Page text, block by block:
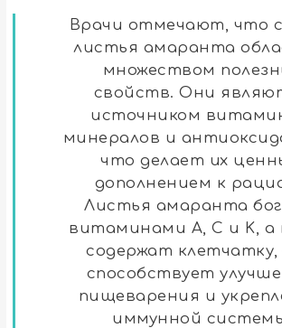
Врачи отмечают, что
листья амаранта
множеством
свойств. Они
источником
минералов и
что делает их
дополнением к
Листья амаранта
витаминами A, C и K, а
содержат
способствует
пищеварения и
иммунной